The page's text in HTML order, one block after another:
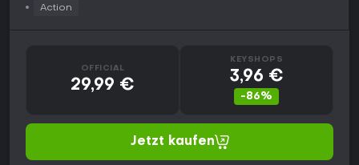
Action
OFFICIAL
29,99 €
KEYSHOPS
3,96 €
-86%
Jetzt kaufen